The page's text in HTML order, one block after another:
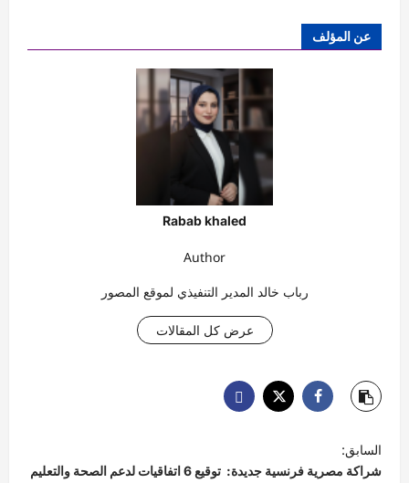
عن المؤلف
Rabab khaled
Author
رباب خالد المدير التنفيذي لموقع المصور
عرض كل المقالات
ت
ص
السابق:
شراكة مصرية فرنسية جديدة: توقيع 6 اتفاقيات لدعم الصحة والتعليم